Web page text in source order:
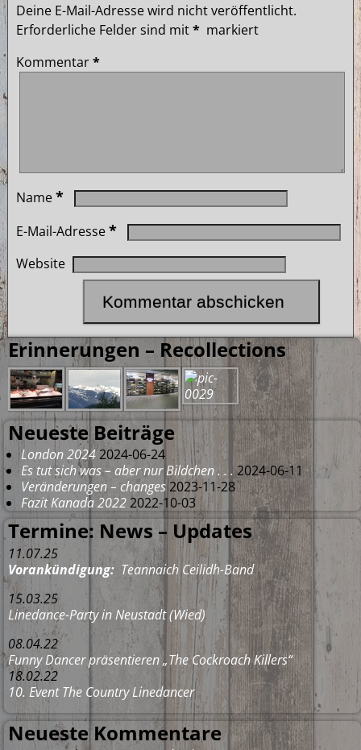
Deine E-Mail-Adresse wird nicht veröffentlicht.
Erforderliche Felder sind mit* markiert
Kommentar*
Name*
E-Mail-Adresse*
Website
Erinnerungen – Recollections
Neueste Beiträge
London 20242024-06-24
Es tut sich was – aber nur Bildchen . . . 2024-06-11
Veränderungen – changes2023-11-28
Fazit Kanada 20222022-10-03
Termine: News – Updates
11.07.25
Vorankündigung: Teannaich Ceilidh-Band
15.03.25
Linedance-Party in Neustadt (Wied)
08.04.22
Funny Dancer präsentieren „The Cockroach Killers“
18.02.22
10. Event The Country Linedancer
Neueste Kommentare